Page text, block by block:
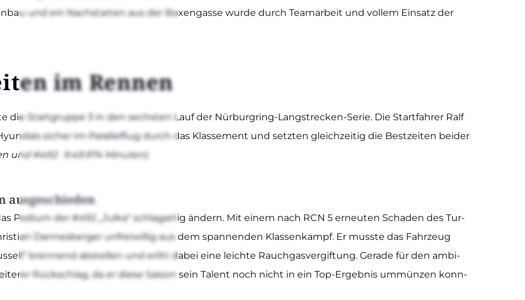
und ein Nach­star­ten aus der Boxen­gas­se wur­de durch Team­ar­beit und vol­lem Ein­satz der
im Ren­nen
die Start­grup­pe 3 in den sechs­ten Lauf der Nür­­bur­g­ring-Lan­g­s­tre­­cken-Serie. Die Start­fah­rer Ralf
sicher im Par­al­lel­flug durch das Klas­se­ment und setz­ten gleich­zei­tig die Best­zei­ten bei­der
und #492: 9:49.974 Minu­ten)
aus­ge­schie­den
Podi­um der #492 „Jul­ka“ schlag­ar­tig ändern. Mit einem nach RCN 5 erneu­ten Scha­den des Tur­
Dan­nes­ber­ger unfrei­wil­lig aus dem span­nen­den Klas­sen­kampf. Er muss­te das Fahr­zeug
bren­nend abstel­len und erlitt dabei eine leich­te Rauch­gas­ver­gif­tung. Gera­de für den ambi­
Rück­schlag, da er die­se Sai­son sein Talent noch nicht in ein Top-Erge­b­­nis ummün­zen konn­